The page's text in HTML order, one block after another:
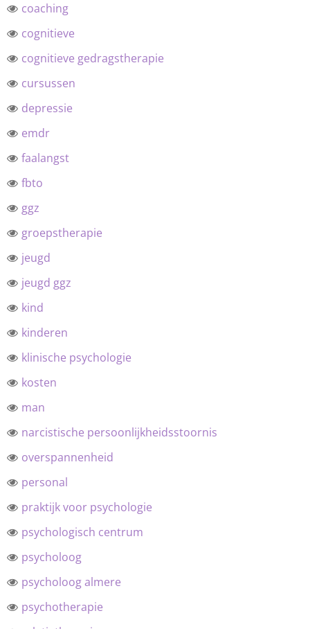
coaching
cognitieve
cognitieve gedragstherapie
cursussen
depressie
emdr
faalangst
fbto
ggz
groepstherapie
jeugd
jeugd ggz
kind
kinderen
klinische psychologie
kosten
man
narcistische persoonlijkheidsstoornis
overspannenheid
personal
praktijk voor psychologie
psychologisch centrum
psycholoog
psycholoog almere
psychotherapie